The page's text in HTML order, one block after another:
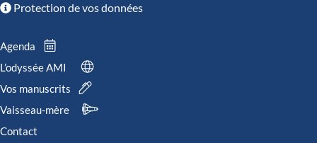
Protection de vos données
Agenda
L’odyssée AMI
Vos manuscrits
Vaisseau-mère
Contact